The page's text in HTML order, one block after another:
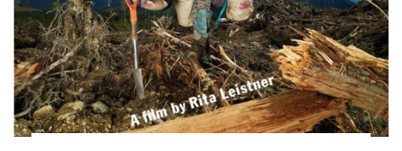
trees"
2023-
03-
29T19:00:00+02:00
2023-
03-